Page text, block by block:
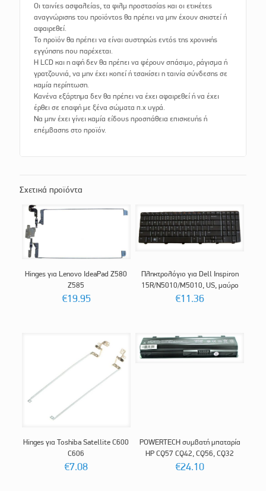
Οι ταινίες ασφαλείας, τα φιλμ προστασίας και οι ετικέτες
αναγνώρισης του προϊόντος θα πρέπει να μην έχουν σκιστεί ή
αφαιρεθεί.
Το προϊόν θα πρέπει να είναι αυστηρώς εντός της χρονικής
εγγύησης που παρέχεται.
Η LCD και η αφή δεν θα πρέπει να φέρουν σπάσιμο, ράγισμα ή
γρατζουνιά, να μην έχει κοπεί ή τσακίσει η ταινία σύνδεσης σε
καμία περίπτωση.
Κανένα εξάρτημα δεν θα πρέπει να έχει αφαιρεθεί ή να έχει
έρθει σε επαφή με ξένα σώματα π.χ υγρά.
Να μην έχει γίνει καμία είδους προσπάθεια επισκευής ή
επέμβασης στο προϊόν.
Σχετικά προϊόντα
Hinges για Lenovo IdeaPad Z580
Z585
€19.95
Πληκτρολόγιο για Dell Inspiron
15R/N5010/Μ5010, US, μαύρο
€11.36
Hinges για Toshiba Satellite C600
C606
€7.08
POWERTECH συμβατή μπαταρία
HP CQ57 CQ42, CQ56, CQ32
€24.10